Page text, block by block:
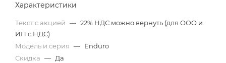
Характеристики
Текст с акцией — 22% НДС можно вернуть (для ООО и
ИП с НДС)
Модель и серия — Enduro
Скидка — Да